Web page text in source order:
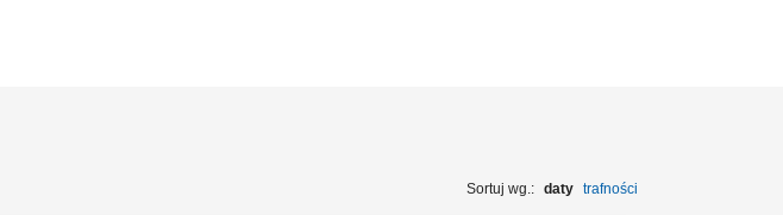
Sortuj wg.: daty trafności